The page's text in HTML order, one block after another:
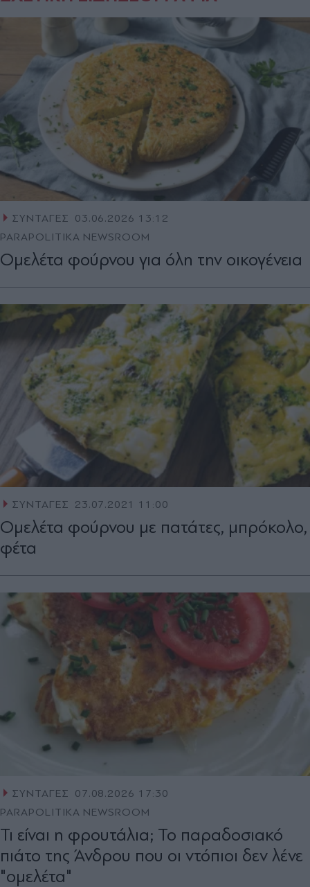
ΣΥΝΤΑΓΕΣ
03.06.2026 13:12
PARAPOLITIKA NEWSROOM
Ομελέτα φούρνου για όλη την οικογένεια
ΣΥΝΤΑΓΕΣ 23.07.2021 11:00
Ομελέτα φούρνου με πατάτες, μπρόκολο,
φέτα
ΣΥΝΤΑΓΕΣ
07.08.2026 17:30
PARAPOLITIKA NEWSROOM
Τι είναι η φρουτάλια; Το παραδοσιακό
πιάτο της Άνδρου που οι ντόπιοι δεν λένε
"ομελέτα"